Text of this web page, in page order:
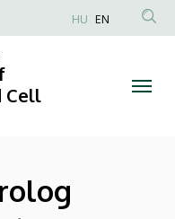
Anonim
HU EN
Cell